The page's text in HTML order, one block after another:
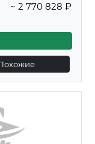
~ 2 770 828 ₽